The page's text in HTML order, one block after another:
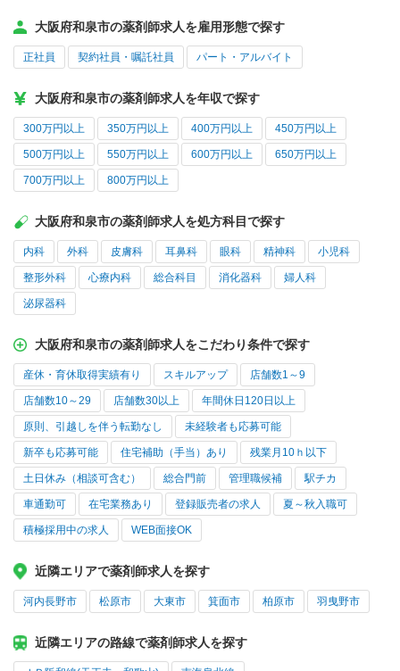
大阪府和泉市の薬剤師求人を雇用形態で探す
正社員 契約社員・嘱託社員 パート・アルバイト
大阪府和泉市の薬剤師求人を年収で探す
300万円以上 350万円以上 400万円以上 450万円以上
500万円以上 550万円以上 600万円以上 650万円以上
700万円以上 800万円以上
大阪府和泉市の薬剤師求人を処方科目で探す
内科 外科 皮膚科 耳鼻科 眼科 精神科 小児科
整形外科 心療内科 総合科目 消化器科 婦人科
泌尿器科
大阪府和泉市の薬剤師求人をこだわり条件で探す
産休・育休取得実績有り スキルアップ 店舗数1～9
店舗数10～29 店舗数30以上 年間休日120日以上
原則、引越しを伴う転勤なし 未経験者も応募可能
新卒も応募可能 住宅補助（手当）あり 残業月10ｈ以下
土日休み（相談可含む） 総合門前 管理職候補 駅チカ
車通勤可 在宅業務あり 登録販売者の求人 夏～秋入職可
積極採用中の求人 WEB面接OK
近隣エリアで薬剤師求人を探す
河内長野市 松原市 大東市 箕面市 柏原市 羽曳野市
近隣エリアの路線で薬剤師求人を探す